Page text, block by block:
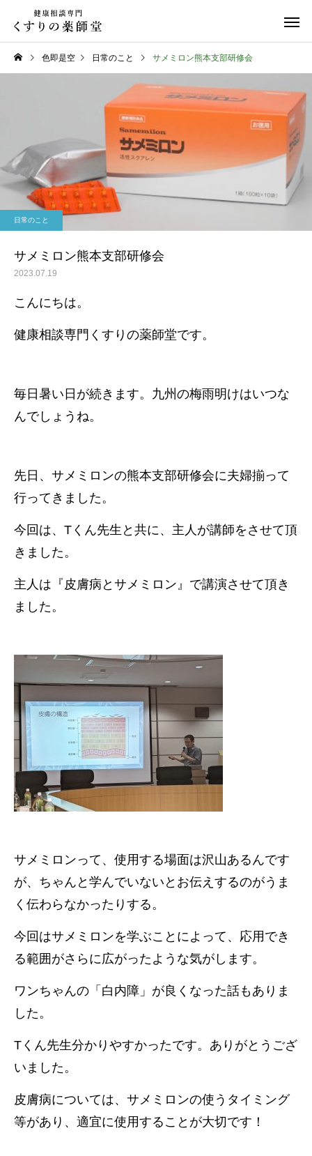
日常のこと
熊本県代表有明高校、初戦
突破おめでとう！
色即是空 日常のこと サメミロン熊本支部研修会
日常のこと
サメミロン熊本支部研修会
2023.07.19
こんにちは。
健康相談専門くすりの薬師堂です。
毎日暑い日が続きます。九州の梅雨明けはいつな
んでしょうね。
先日、サメミロンの熊本支部研修会に夫婦揃って
行ってきました。
今回は、Tくん先生と共に、主人が講師をさせて頂
きました。
主人は『皮膚病とサメミロン』で講演させて頂き
ました。
サメミロンって、使用する場面は沢山あるんです
が、ちゃんと学んでいないとお伝えするのがうま
く伝わらなかったりする。
今回はサメミロンを学ぶことによって、応用でき
る範囲がさらに広がったような気がします。
ワンちゃんの「白内障」が良くなった話もありま
した。
Tくん先生分かりやすかったです。ありがとうござ
いました。
皮膚病については、サメミロンの使うタイミング
等があり、適宜に使用することが大切です！